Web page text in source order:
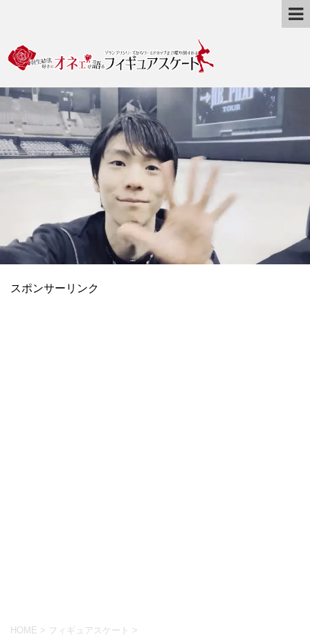
スポンサーリンク
HOME > フィギュアスケート >